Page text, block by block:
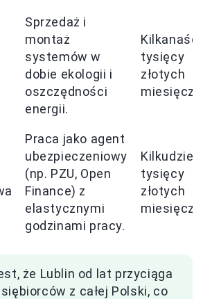
Sprzedaż i
montaż
systemów w
dobie ekologii i
oszczędności
energii.
tysięcy
złotych
Praca jako agent
ubezpieczeniowy
(np. PZU, Open
Finance) z
elastycznymi
godzinami pracy.
tysięcy
złotych
że Lublin od lat przyciąga
z całej Polski, co